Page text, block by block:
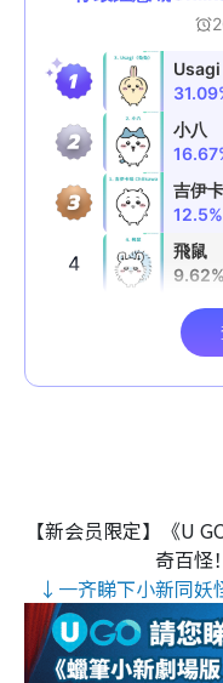
【新会员限定】《U
奇百怪
↓一齐睇下小新同妖